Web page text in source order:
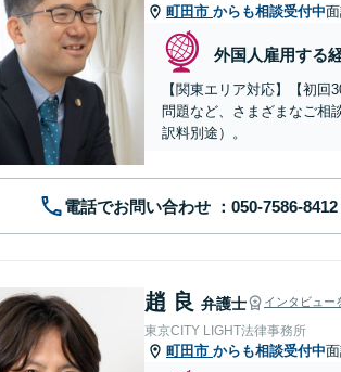
町田市 からも相談受付中
外国人雇用する
【関東エリア対応】【初
問題など、さまざまなご相
訳料別途）。
電話でお問い合わせ
趙 良 弁護士 インタビュー
東京CITY LIGHT法律事務所
町田市 からも相談受付中